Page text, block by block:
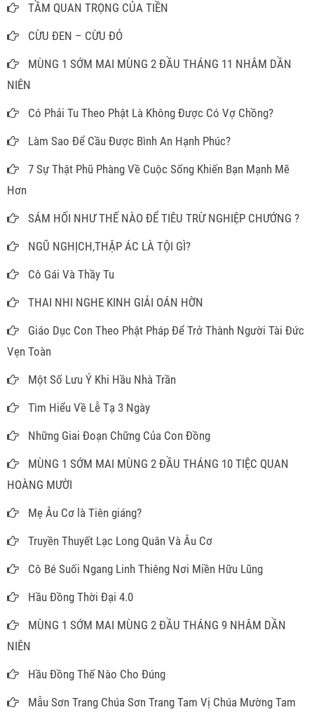
TẦM QUAN TRỌNG CỦA TIỀN
CỪU ĐEN – CỪU ĐỎ
MÙNG 1 SỚM MAI MÙNG 2 ĐẦU THÁNG 11 NHÂM DẦN
NIÊN
Có Phải Tu Theo Phật Là Không Được Có Vợ Chồng?
Làm Sao Để Cầu Được Bình An Hạnh Phúc?
7 Sự Thật Phũ Phàng Về Cuộc Sống Khiến Bạn Mạnh Mẽ
Hơn
SÁM HỐI NHƯ THẾ NÀO ĐỂ TIÊU TRỪ NGHIỆP CHƯỚNG ?
NGŨ NGHỊCH,THẬP ÁC LÀ TỘI GÌ?
Cô Gái Và Thầy Tu
THAI NHI NGHE KINH GIẢI OÁN HỜN
Giáo Dục Con Theo Phật Pháp Để Trở Thành Người Tài Đức
Vẹn Toàn
Một Số Lưu Ý Khi Hầu Nhà Trần
Tìm Hiểu Về Lễ Tạ 3 Ngày
Những Giai Đoạn Chững Của Con Đồng
MÙNG 1 SỚM MAI MÙNG 2 ĐẦU THÁNG 10 TIỆC QUAN
HOÀNG MƯỜI
Mẹ Âu Cơ là Tiên giáng?
Truyền Thuyết Lạc Long Quân Và Âu Cơ
Cô Bé Suối Ngang Linh Thiêng Nơi Miền Hữu Lũng
Hầu Đồng Thời Đại 4.0
MÙNG 1 SỚM MAI MÙNG 2 ĐẦU THÁNG 9 NHÂM DẦN
NIÊN
Hầu Đồng Thế Nào Cho Đúng
Mẫu Sơn Trang Chúa Sơn Trang Tam Vị Chúa Mường Tam